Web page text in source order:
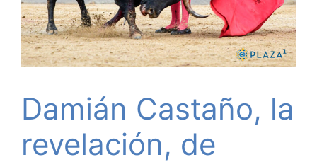
Damián Castaño, la
revelación, de